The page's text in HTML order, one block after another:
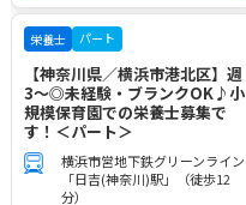
栄養士 パート
【神奈川県／横浜市港北区】週
3～◎未経験・ブランクOK♪小
規模保育園での栄養士募集で
す！＜パート＞
横浜市営地下鉄グリーンライン
「日吉(神奈川)駅」（徒歩12
分）